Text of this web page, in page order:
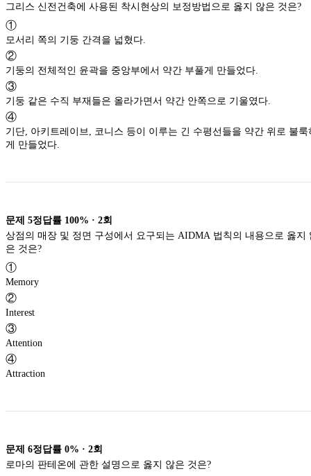
그리스 신전건축에 사용된 착시현상의 보정방법으로 옳지 않은 것은?
①
모서리 쪽의 기둥 간격을 넓혔다.
②
기둥의 전체적인 윤곽을 중앙부에서 약간 부풀게 만들었다.
③
기둥 같은 수직 부재들은 올라가면서 약간 안쪽으로 기울였다.
④
기단, 아키트레이브, 코니스 등이 이루는 긴 수평선들을 약간 위로 불룩
게 만들었다.
문제 5정답률 100% · 2회
상점의 매장 및 정면 구성에서 요구되는 AIDMA 법칙의 내용으로 옳지
은 것은?
①
Memory
②
Interest
③
Attention
④
Attraction
문제 6정답률 0% · 2회
로마의 판테온에 관한 설명으로 옳지 않은 것은?